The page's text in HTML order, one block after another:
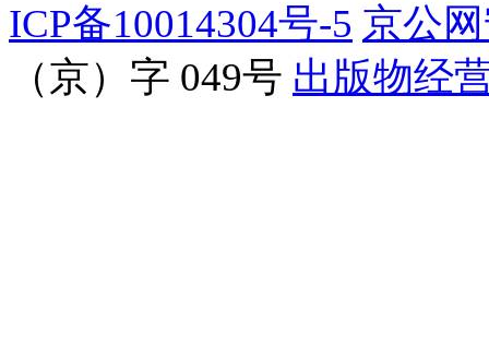
ICP备10014304号-5 京公
（京）字 049号 出版物经